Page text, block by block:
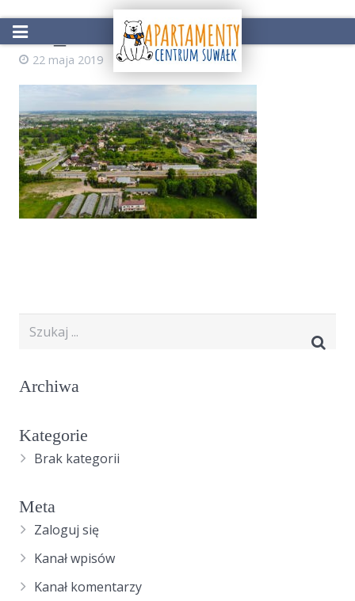
Start
Atrakcje w okolicy
Galeria
Kontakt
DJI_0552
22 maja 2019 AdminZS
Archiwa
Kategorie
Brak kategorii
Meta
Zaloguj się
Kanał wpisów
Kanał komentarzy